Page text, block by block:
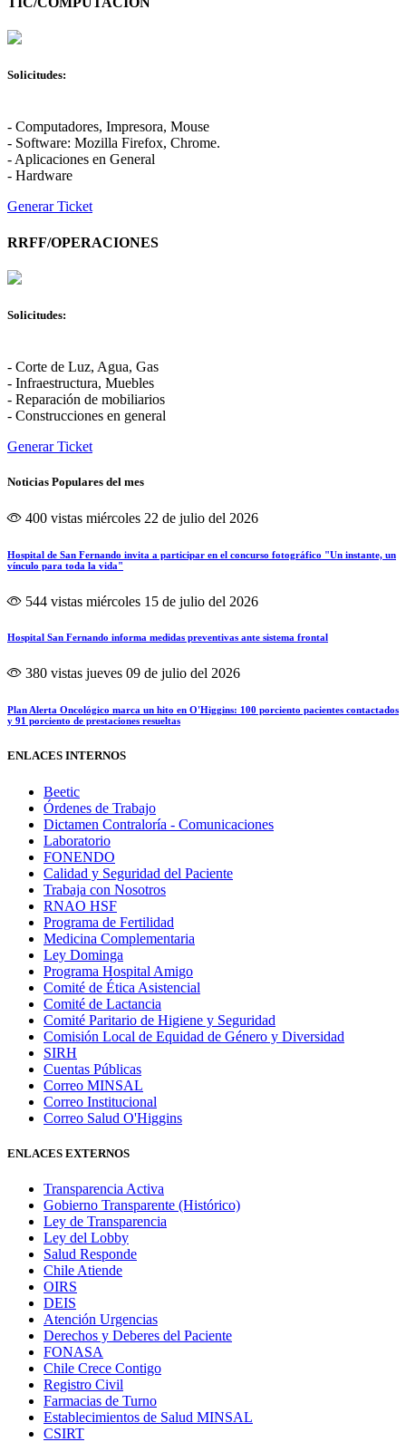
Solicitudes:
- Computadores, Impresora, Mouse
- Software: Mozilla Firefox, Chrome.
- Aplicaciones en General
- Hardware
Generar Ticket
RRFF/OPERACIONES
Solicitudes:
- Corte de Luz, Agua, Gas
- Infraestructura, Muebles
- Reparación de mobiliarios
- Construcciones en general
Generar Ticket
Noticias Populares del mes
400 vistas miércoles 22 de julio del 2026
Hospital de San Fernando invita a participar en el concurso fotográfico "Un instante, un
vínculo para toda la vida"
544 vistas miércoles 15 de julio del 2026
Hospital San Fernando informa medidas preventivas ante sistema frontal
380 vistas jueves 09 de julio del 2026
Plan Alerta Oncológico marca un hito en O'Higgins: 100 porciento pacientes contactados
y 91 porciento de prestaciones resueltas
ENLACES INTERNOS
Beetic
Órdenes de Trabajo
Dictamen Contraloría - Comunicaciones
Laboratorio
FONENDO
Calidad y Seguridad del Paciente
Trabaja con Nosotros
RNAO HSF
Programa de Fertilidad
Medicina Complementaria
Ley Dominga
Programa Hospital Amigo
Comité de Ética Asistencial
Comité de Lactancia
Comité Paritario de Higiene y Seguridad
Comisión Local de Equidad de Género y Diversidad
SIRH
Cuentas Públicas
Correo MINSAL
Correo Institucional
Correo Salud O'Higgins
ENLACES EXTERNOS
Transparencia Activa
Gobierno Transparente (Histórico)
Ley de Transparencia
Ley del Lobby
Salud Responde
Chile Atiende
OIRS
DEIS
Atención Urgencias
Derechos y Deberes del Paciente
FONASA
Chile Crece Contigo
Registro Civil
Farmacias de Turno
Establecimientos de Salud MINSAL
CSIRT